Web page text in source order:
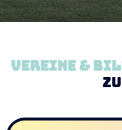
Vereine &